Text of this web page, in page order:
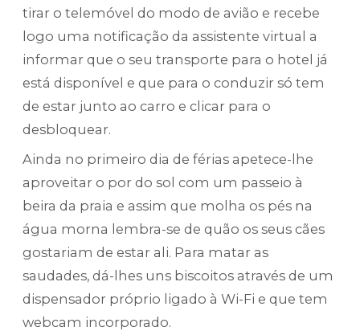
tirar o telemóvel do modo de avião e recebe
logo uma notificação da assistente virtual a
informar que o seu transporte para o hotel já
está disponível e que para o conduzir só tem
de estar junto ao carro e clicar para o
desbloquear.
Ainda no primeiro dia de férias apetece-lhe
aproveitar o por do sol com um passeio à
beira da praia e assim que molha os pés na
água morna lembra-se de quão os seus cães
gostariam de estar ali. Para matar as
saudades, dá-lhes uns biscoitos através de um
dispensador próprio ligado à Wi-Fi e que tem
webcam incorporado.